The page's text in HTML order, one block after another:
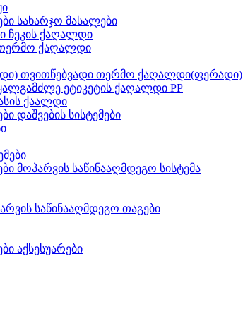
სახარჯო მასალები
ჩეკის ქაღალდი
თერმო ქაღალდი
თვითწებვადი თერმო ქაღალდი(ფერადი)
ეტიკეტის ქაღალდი PP
ქაალდი
დაშვების სისტემები
მოპარვის საწინააღმდეგო სისტემა
საწინააღმდეგო თაგები
აქსესუარები